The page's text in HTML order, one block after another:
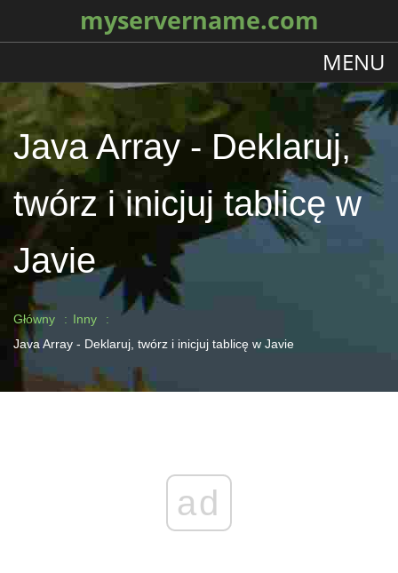
myservername.com
MENU
Java Array - Deklaruj,
twórz i inicjuj tablicę w
Javie
Główny
Inny
Java Array - Deklaruj, twórz i inicjuj tablicę w Javie
ad